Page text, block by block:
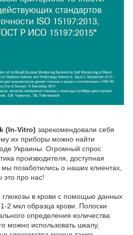
(In-Vitro) зарекомендовали себя
их приборы можно найти
Украины. Огромный спрос
производителя, доступная
позаботились о наших клиентах,
это про нас!
глюкозы в крови с помощью данных
2 мкл образца крови. Полоски
определения количества
можно использовать шкалу,